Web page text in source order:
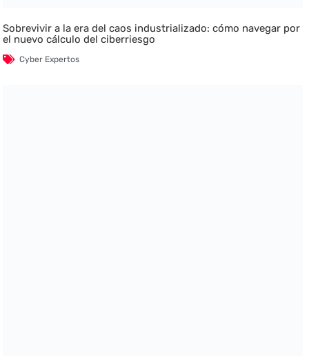
Sobrevivir a la era del caos industrializado: cómo navegar por
el nuevo cálculo del ciberriesgo
Cyber Expertos